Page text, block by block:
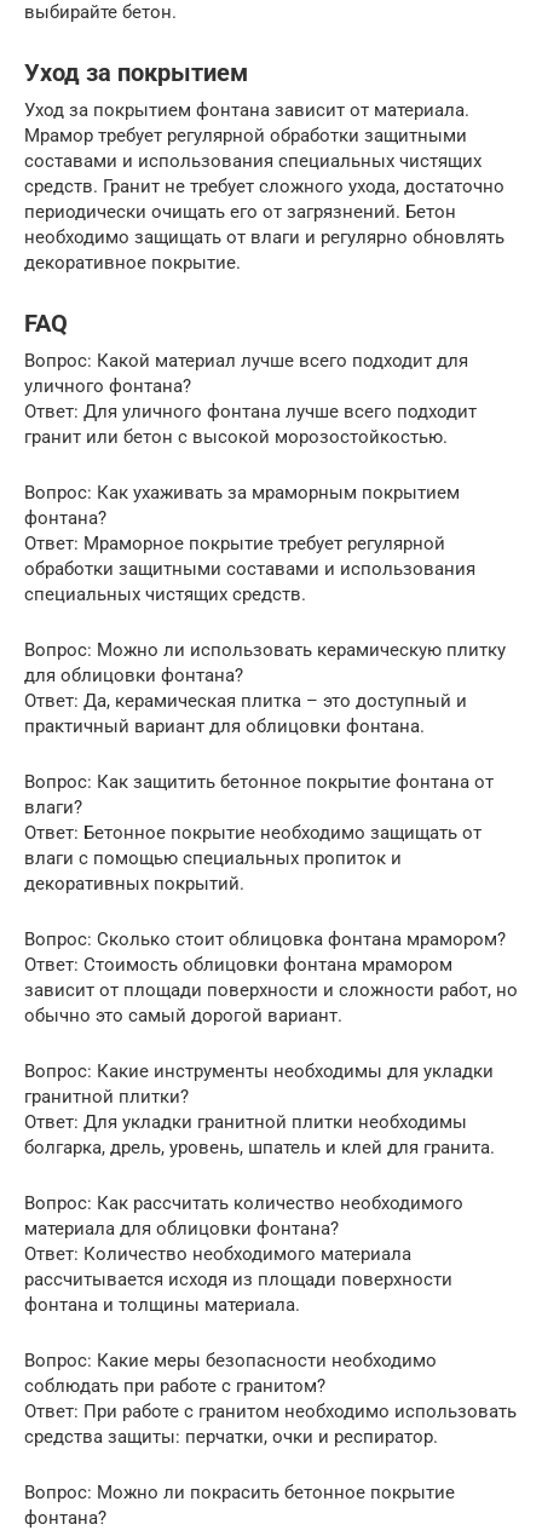
выбирайте бетон.
Уход за покрытием
Уход за покрытием фонтана зависит от материала.
Мрамор требует регулярной обработки защитными
составами и использования специальных чистящих
средств. Гранит не требует сложного ухода, достаточно
периодически очищать его от загрязнений. Бетон
необходимо защищать от влаги и регулярно обновлять
декоративное покрытие.
FAQ
Вопрос: Какой материал лучше всего подходит для
уличного фонтана?
Ответ: Для уличного фонтана лучше всего подходит
гранит или бетон с высокой морозостойкостью.
Вопрос: Как ухаживать за мраморным покрытием
фонтана?
Ответ: Мраморное покрытие требует регулярной
обработки защитными составами и использования
специальных чистящих средств.
Вопрос: Можно ли использовать керамическую плитку
для облицовки фонтана?
Ответ: Да, керамическая плитка – это доступный и
практичный вариант для облицовки фонтана.
Вопрос: Как защитить бетонное покрытие фонтана от
влаги?
Ответ: Бетонное покрытие необходимо защищать от
влаги с помощью специальных пропиток и
декоративных покрытий.
Вопрос: Сколько стоит облицовка фонтана мрамором?
Ответ: Стоимость облицовки фонтана мрамором
зависит от площади поверхности и сложности работ, но
обычно это самый дорогой вариант.
Вопрос: Какие инструменты необходимы для укладки
гранитной плитки?
Ответ: Для укладки гранитной плитки необходимы
болгарка, дрель, уровень, шпатель и клей для гранита.
Вопрос: Как рассчитать количество необходимого
материала для облицовки фонтана?
Ответ: Количество необходимого материала
рассчитывается исходя из площади поверхности
фонтана и толщины материала.
Вопрос: Какие меры безопасности необходимо
соблюдать при работе с гранитом?
Ответ: При работе с гранитом необходимо использовать
средства защиты: перчатки, очки и респиратор.
Вопрос: Можно ли покрасить бетонное покрытие
фонтана?